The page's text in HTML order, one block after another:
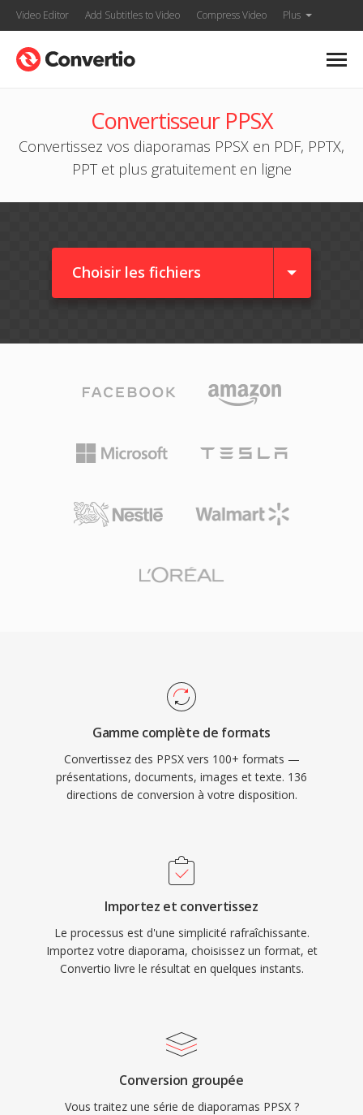
Video Editor Add Subtitles to Video Compress Video Plus
Convertisseur PPSX
Convertissez vos diaporamas PPSX en PDF, PPTX,
PPT et plus gratuitement en ligne
Choisir les fichiers
Gamme complète de formats
Convertissez des PPSX vers 100+ formats —
présentations, documents, images et texte. 136
directions de conversion à votre disposition.
Importez et convertissez
Le processus est d'une simplicité rafraîchissante.
Importez votre diaporama, choisissez un format, et
Convertio livre le résultat en quelques instants.
Conversion groupée
Vous traitez une série de diaporamas PPSX ?